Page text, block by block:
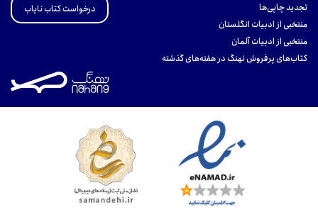
تجدید چاپی‌ها
منتخبی از ادبیات انگلستان
منتخبی از ادبیات آلمان
کتاب‌های پرفروش نهنگ در هفته‌های گذشته
درخواست کتاب نایاب